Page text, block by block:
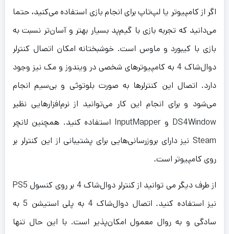
اگر از کامپیوتر یا لپ‌تاپ برای انجام بازی استفاده می‌کنید، حتما
می‌دانید که تجربه بازی با گیم‌پد بسیار بهتر و آسان‌تر نسبت به
بازی با کیبورد و ماوس است. خوشبختانه امکان اتصال کنترلر
دوال‌شاک 4 به کامپیوترهای شخصی در ویندوز و مک نیز وجود
دارد. اتصال این کنترلرها به صورت بلوتوثی و بی‌سیم انجام
می‌شود و برای انجام این کار می‌توانید از نرم‌افزارهایی نظیر
DS4Window و InputMapper استفاده کنید. همچنین لانچر
Steam نیز دارای بروزرسانی‌هایی برای پشتیبانی از این کنترلر بر
روی کامپیوتر است.
از طرف دیگر می توانید از کنترلر دوال‌شاک 4 بر روی کنسول PS5
نیز استفاده کنید. اتصال دوال‌شاک 4 به پلی استیشن 5 به
سادگی و به روال معمول امکان‌پذیر است. با این حال تنها